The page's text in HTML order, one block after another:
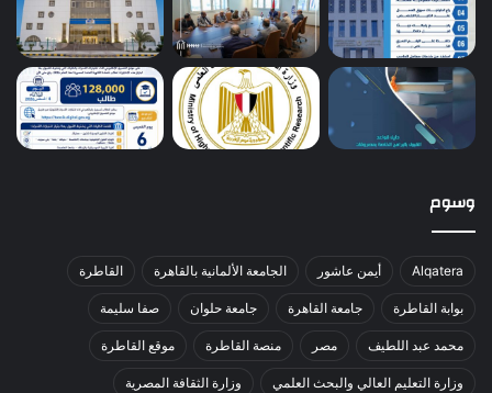
وسوم
Alqatera أيمن عاشور الجامعة الألمانية بالقاهرة القاطرة
بوابة القاطرة جامعة القاهرة جامعة حلوان صفا سليمة
محمد عبد اللطيف مصر منصة القاطرة موقع القاطرة
وزارة التعليم العالي والبحث العلمي وزارة الثقافة المصرية